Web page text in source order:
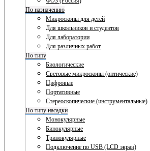
По назначению
Микроскопы для детей
Для школьников и студентов
Для лаборатории
Для различных работ
По типу
Биологические
Световые микроскопы (оптические)
Цифровые
Портативные
Стереоскопические (инструментальные)
По типу насадки
Монокулярные
Бинокулярные
Тринокулярные
Подключение по USB (LCD экран)